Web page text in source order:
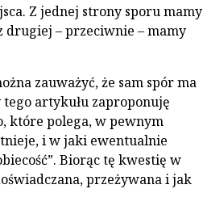
Z jednej strony sporu mamy
drugiej – przeciwnie – mamy
zauważyć, że sam spór ma
artykułu zaproponuję
które polega, w pewnym
i w jaki ewentualnie
Biorąc tę kwestię w
przeżywana i jak